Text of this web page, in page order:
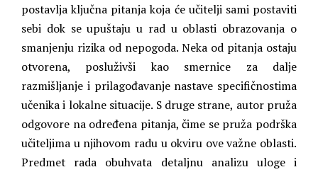
postavlja ključna pitanja koja će učitelji sami postaviti
sebi dok se upuštaju u rad u oblasti obrazovanja o
smanjenju rizika od nepogoda. Neka od pitanja ostaju
otvorena, posluživši kao smernice za dalje
razmišljanje i prilagođavanje nastave specifičnostima
učenika i lokalne situacije. S druge strane, autor pruža
odgovore na određena pitanja, čime se pruža podrška
učiteljima u njihovom radu u okviru ove važne oblasti.
Predmet rada obuhvata detaljnu analizu uloge i